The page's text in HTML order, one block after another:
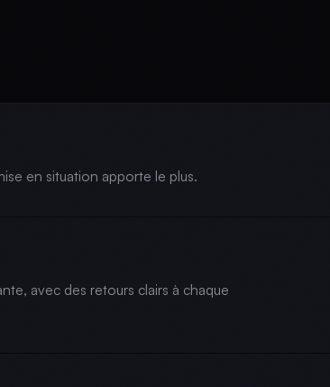
en situation apporte le plus.
avec des retours clairs à chaque